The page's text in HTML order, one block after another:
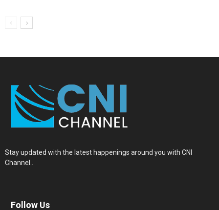
Stay updated with the latest happenings around you with CNI
Channel..
Follow Us